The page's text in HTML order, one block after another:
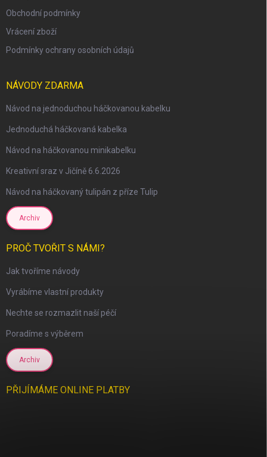
Obchodní podmínky
Vrácení zboží
Podmínky ochrany osobních údajů
NÁVODY ZDARMA
Návod na jednoduchou háčkovanou kabelku
Jednoduchá háčkovaná kabelka
Návod na háčkovanou minikabelku
Kreativní sraz v Jičíně 6.6.2026
Návod na háčkovaný tulipán z příze Tulip
Archiv
PROČ TVOŘIT S NÁMI?
Jak tvoříme návody
Vyrábíme vlastní produkty
Nechte se rozmazlit naší péčí
Poradíme s výběrem
Archiv
PŘIJÍMÁME ONLINE PLATBY